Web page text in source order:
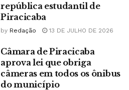
república estudantil de
Piracicaba
by Redação 13 DE JULHO DE 2026
Câmara de Piracicaba
aprova lei que obriga
câmeras em todos os ônibus
do município